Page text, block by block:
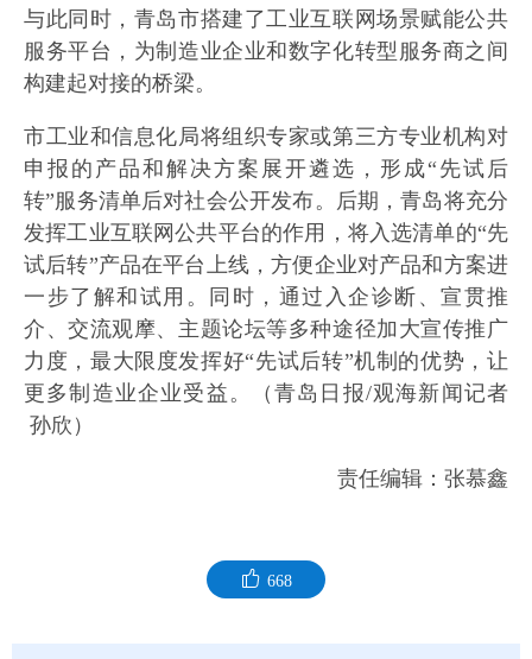
与此同时，青岛市搭建了工业互联网场景赋能公共
服务平台，为制造业企业和数字化转型服务商之间
构建起对接的桥梁。
市工业和信息化局将组织专家或第三方专业机构对
申报的产品和解决方案展开遴选，形成“先试后
转”服务清单后对社会公开发布。后期，青岛将充分
发挥工业互联网公共平台的作用，将入选清单的“先
试后转”产品在平台上线，方便企业对产品和方案进
一步了解和试用。同时，通过入企诊断、宣贯推
介、交流观摩、主题论坛等多种途径加大宣传推广
力度，最大限度发挥好“先试后转”机制的优势，让
更多制造业企业受益。（青岛日报/观海新闻记者
孙欣）
责任编辑：张慕鑫
668